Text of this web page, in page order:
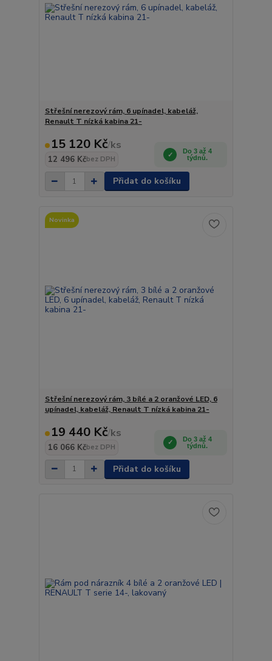
Střešní nerezový rám, 6 upínadel, kabeláž,
Renault T nízká kabina 21-
15 120 Kč/ks
12 496 Kčbez DPH
Do 3 až 4
týdnů.
Přidat do košíku
Novinka
Střešní nerezový rám, 3 bílé a 2 oranžové LED, 6
upínadel, kabeláž, Renault T nízká kabina 21-
19 440 Kč/ks
16 066 Kčbez DPH
Do 3 až 4
týdnů.
Přidat do košíku